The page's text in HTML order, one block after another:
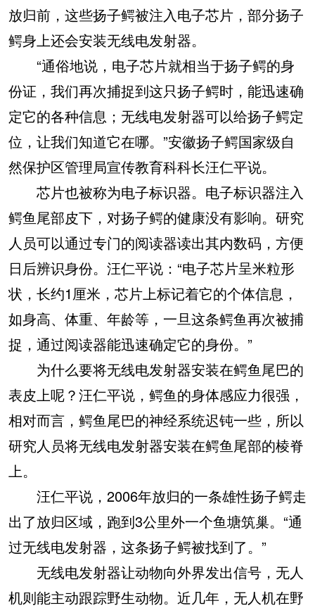
放归前，这些扬子鳄被注入电子芯片，部分扬子
鳄身上还会安装无线电发射器。
“通俗地说，电子芯片就相当于扬子鳄的身
份证，我们再次捕捉到这只扬子鳄时，能迅速确
定它的各种信息；无线电发射器可以给扬子鳄定
位，让我们知道它在哪。”安徽扬子鳄国家级自
然保护区管理局宣传教育科科长汪仁平说。
芯片也被称为电子标识器。电子标识器注入
鳄鱼尾部皮下，对扬子鳄的健康没有影响。研究
人员可以通过专门的阅读器读出其内数码，方便
日后辨识身份。汪仁平说：“电子芯片呈米粒形
状，长约1厘米，芯片上标记着它的个体信息，
如身高、体重、年龄等，一旦这条鳄鱼再次被捕
捉，通过阅读器能迅速确定它的身份。”
为什么要将无线电发射器安装在鳄鱼尾巴的
表皮上呢？汪仁平说，鳄鱼的身体感应力很强，
相对而言，鳄鱼尾巴的神经系统迟钝一些，所以
研究人员将无线电发射器安装在鳄鱼尾部的棱脊
上。
汪仁平说，2006年放归的一条雄性扬子鳄走
出了放归区域，跑到3公里外一个鱼塘筑巢。“通
过无线电发射器，这条扬子鳄被找到了。”
无线电发射器让动物向外界发出信号，无人
机则能主动跟踪野生动物。近几年，无人机在野